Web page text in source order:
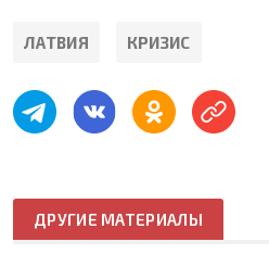
ЛАТВИЯ КРИЗИС
ДРУГИЕ МАТЕРИАЛЫ